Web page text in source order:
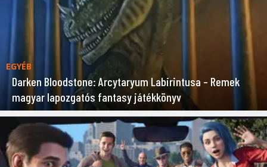
EGYÉB
Darken Bloodstone: Arcytaryum Labirintusa – Remek
magyar lapozgatós fantasy játékkönyv